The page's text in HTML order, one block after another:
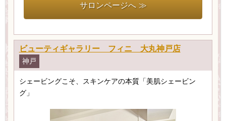
サロンページへ ≫
ビューティギャラリー フィニ 大丸神戸店
神戸
シェービングこそ、スキンケアの本質「美肌シェービン
グ」